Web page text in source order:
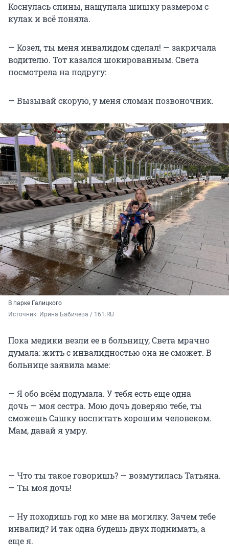
Коснулась спины, нащупала шишку размером с
кулак и всё поняла.
— Козел, ты меня инвалидом сделал! — закричала
водителю. Тот казался шокированным. Света
посмотрела на подругу:
— Вызывай скорую, у меня сломан позвоночник.
В парке Галицкого
Источник: Ирина Бабичева / 161.RU
Пока медики везли ее в больницу, Света мрачно
думала: жить с инвалидностью она не сможет. В
больнице заявила маме:
— Я обо всём подумала. У тебя есть еще одна
дочь — моя сестра. Мою дочь доверяю тебе, ты
сможешь Сашку воспитать хорошим человеком.
Мам, давай я умру.
— Что ты такое говоришь? — возмутилась Татьяна.
— Ты моя дочь!
— Ну походишь год ко мне на могилку. Зачем тебе
инвалид? И так одна будешь двух поднимать, а
еще я.